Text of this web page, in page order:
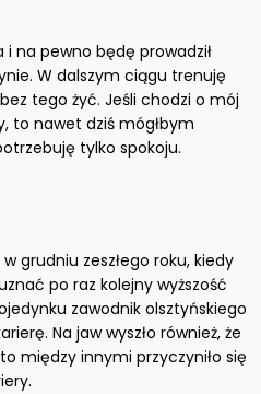
na pewno będę prowadził
W dalszym ciągu trenuję
tego żyć. Jeśli chodzi o mój
to nawet dziś mógłbym
tylko spokoju.
grudniu zeszłego roku, kiedy
po raz kolejny wyższość
zawodnik olsztyńskiego
Na jaw wyszło również, że
między innymi przyczyniło się